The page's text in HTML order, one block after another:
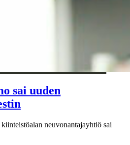
sai uuden
neuvonantajayhtiö sai